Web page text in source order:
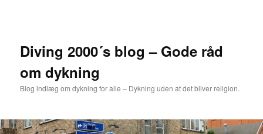
Diving 2000´s blog – Gode råd
om dykning
Blog indlæg om dykning for alle – Dykning uden at det bliver religion.